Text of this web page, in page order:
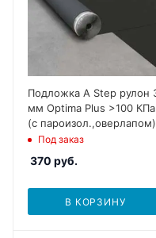
Подложка A Step рулон 3
мм Optima Plus >100 КПа
(с пароизол.,оверлапом)
Под заказ
370 руб.
В КОРЗИНУ